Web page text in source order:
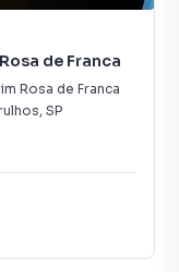
de Franca
Rosa de Franca
, SP